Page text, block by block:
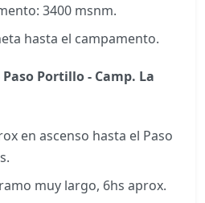
3400 msnm.
hasta el campamento.
Portillo - Camp. La
en ascenso hasta el Paso
muy largo, 6hs aprox.